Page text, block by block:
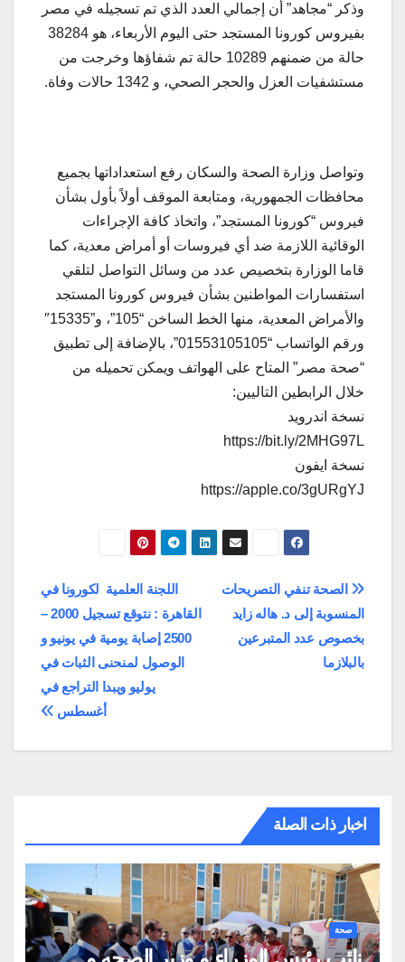
وذكر “مجاهد” أن إجمالي العدد الذي تم تسجيله في مصر
بفيروس كورونا المستجد حتى اليوم الأربعاء، هو 38284
حالة من ضمنهم 10289 حالة تم شفاؤها وخرجت من
مستشفيات العزل والحجر الصحي، و 1342 حالات وفاة.
وتواصل وزارة الصحة والسكان رفع استعداداتها بجميع
محافظات الجمهورية، ومتابعة الموقف أولاً بأول بشأن
فيروس “كورونا المستجد”، واتخاذ كافة الإجراءات
الوقائية اللازمة ضد أي فيروسات أو أمراض معدية، كما
قاما الوزارة بتخصيص عدد من وسائل التواصل لتلقي
استفسارات المواطنين بشأن فيروس كورونا المستجد
والأمراض المعدية، منها الخط الساخن “105”، و”15335″
ورقم الواتساب “01553105105”، بالإضافة إلى تطبيق
“صحة مصر” المتاح على الهواتف ويمكن تحميله من
خلال الرابطين التاليين:
نسخة اندرويد
https://bit.ly/2MHG97L
نسخة ايفون
https://apple.co/3gURgYJ
تصفّح
المقالات
اللجنة العلمية لكورونا في
القاهرة : نتوقع تسجيل 2000 –
2500 إصابة يومية في يونيو و
الوصول لمنحنى الثبات في
يوليو ويبدا التراجع في
أغسطس
الصحة تنفي التصريحات
المنسوبة إلى د. هاله زايد
بخصوص عدد المتبرعين
بالبلازما
اخبار ذات الصلة
صحة